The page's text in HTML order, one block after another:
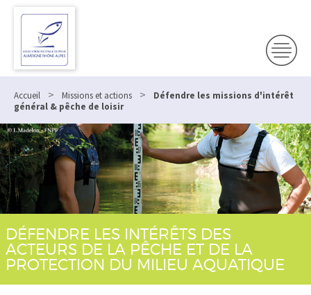
Accueil > Missions et actions >
Défendre les missions d'intérêt
général & pêche de loisir
DÉFENDRE LES INTÉRÊTS DES
ACTEURS DE LA PÊCHE ET DE LA
PROTECTION DU MILIEU AQUATIQUE